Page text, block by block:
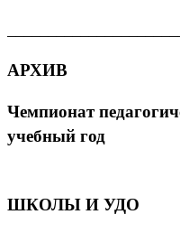
АРХИВ
Чемпионат
учебный год
ШКОЛЫ И УДО